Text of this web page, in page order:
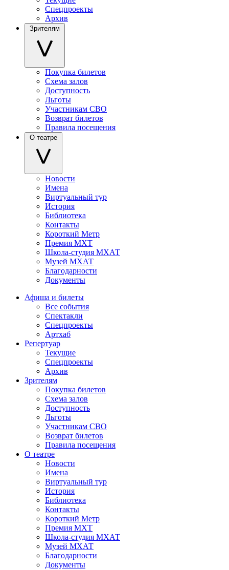
Спецпроекты
Архив
Зрителям
Покупка билетов
Схема залов
Доступность
Льготы
Участникам СВО
Возврат билетов
Правила посещения
О театре
Новости
Имена
Виртуальный тур
История
Библиотека
Контакты
Короткий Метр
Премия МХТ
Школа-студия МХАТ
Музей МХАТ
Благодарности
Документы
Афиша и билеты
Все события
Спектакли
Спецпроекты
Артхаб
Репертуар
Текущие
Спецпроекты
Архив
Зрителям
Покупка билетов
Схема залов
Доступность
Льготы
Участникам СВО
Возврат билетов
Правила посещения
О театре
Новости
Имена
Виртуальный тур
История
Библиотека
Контакты
Короткий Метр
Премия МХТ
Школа-студия МХАТ
Музей МХАТ
Благодарности
Документы